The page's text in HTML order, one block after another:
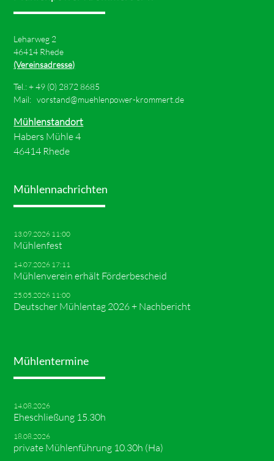
Leharweg 2
46414 Rhede
(Vereinsadresse)
Tel.: +49 (0) 2872 8685
Mail:vorstand@muehlenpower-krommert.de
Mühlenstandort
Habers Mühle 4
46414 Rhede
Mühlennachrichten
13.09.2026 11:00
Mühlenfest
14.07.2026 17:11
Mühlenverein erhält Förderbescheid
25.05.2026 11:00
Deutscher Mühlentag 2026 + Nachbericht
Mühlentermine
14.08.2026
Eheschließung 15.30h
18.08.2026
private Mühlenführung 10.30h (Ha)